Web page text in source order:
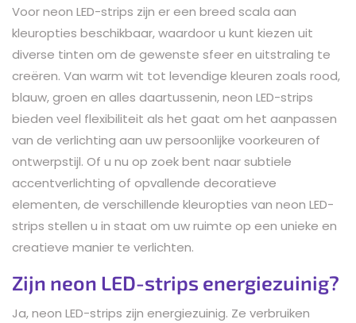
Voor neon LED-strips zijn er een breed scala aan
kleuropties beschikbaar, waardoor u kunt kiezen uit
diverse tinten om de gewenste sfeer en uitstraling te
creëren. Van warm wit tot levendige kleuren zoals rood,
blauw, groen en alles daartussenin, neon LED-strips
bieden veel flexibiliteit als het gaat om het aanpassen
van de verlichting aan uw persoonlijke voorkeuren of
ontwerpstijl. Of u nu op zoek bent naar subtiele
accentverlichting of opvallende decoratieve
elementen, de verschillende kleuropties van neon LED-
strips stellen u in staat om uw ruimte op een unieke en
creatieve manier te verlichten.
Zijn neon LED-strips energiezuinig?
Ja, neon LED-strips zijn energiezuinig. Ze verbruiken